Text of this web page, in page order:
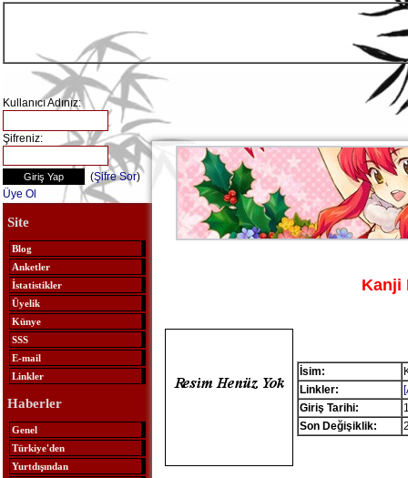
Kullanıcı Adınız:
Şifreniz:
(Şifre Sor)
Üye Ol
Site
Blog
Anketler
İstatistikler
Üyelik
Künye
SSS
E-mail
Linkler
Haberler
Genel
Türkiye'den
Yurtdışından
Kanji
İsim:
Linkler:
Giriş Tarihi:
Son Değişiklik: